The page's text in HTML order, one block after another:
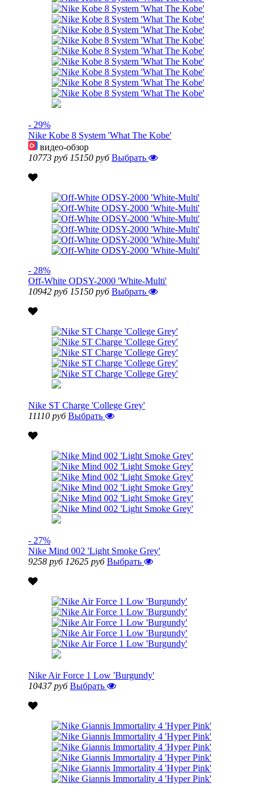
- 29%
Nike Kobe 8 System 'What The Kobe'
видео-обзор
10773 руб 15150 руб Выбрать
- 28%
Off-White ODSY-2000 'White-Multi'
10942 руб 15150 руб Выбрать
Nike ST Charge 'College Grey'
11110 руб Выбрать
- 27%
Nike Mind 002 'Light Smoke Grey'
9258 руб 12625 руб Выбрать
Nike Air Force 1 Low 'Burgundy'
10437 руб Выбрать